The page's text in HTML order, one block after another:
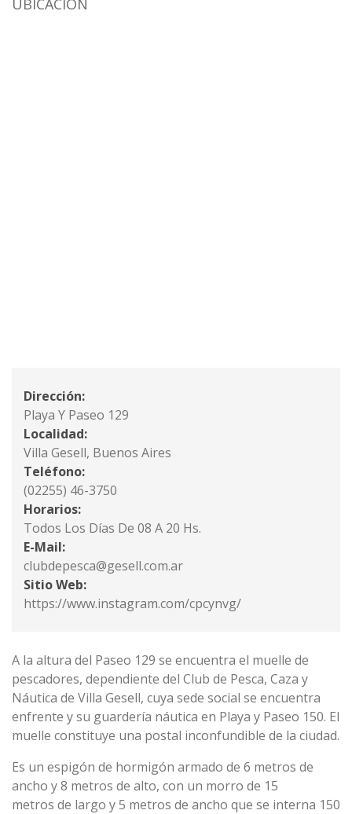
UBICACIÓN
Dirección:
Playa Y Paseo 129
Localidad:
Villa Gesell, Buenos Aires
Teléfono:
(02255) 46-3750
Horarios:
Todos Los Días De 08 A 20 Hs.
E-Mail:
clubdepesca@gesell.com.ar
Sitio Web:
https://www.instagram.com/cpcynvg/
A la altura del Paseo 129 se encuentra el muelle de
pescadores, dependiente del Club de Pesca, Caza y
Náutica de Villa Gesell, cuya sede social se encuentra
enfrente y su guardería náutica en Playa y Paseo 150. El
muelle constituye una postal inconfundible de la ciudad.
Es un espigón de hormigón armado de 6 metros de
ancho y 8 metros de alto, con un morro de 15
metros de largo y 5 metros de ancho que se interna 150